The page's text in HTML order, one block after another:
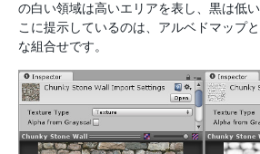
の白い領域は高いエリアを表し、黒は低
こに提示しているのは、アルベドマップ
な組合せです。